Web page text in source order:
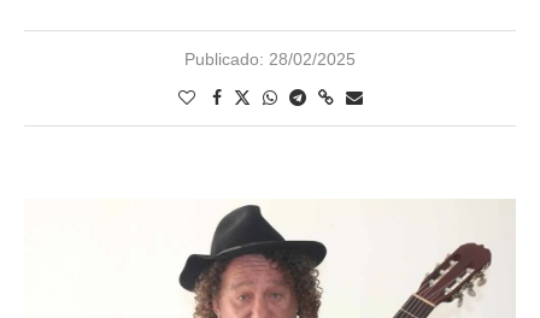
Publicado: 28/02/2025